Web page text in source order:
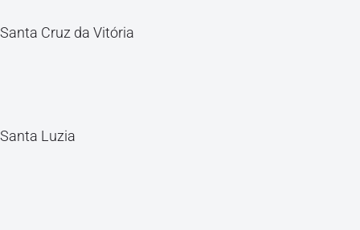
Santa Cruz da Vitória
Santa Luzia